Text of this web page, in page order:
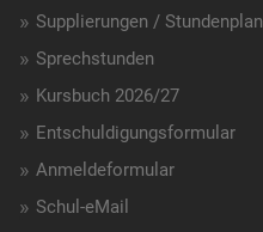
Supplierungen / Stundenplan
Sprechstunden
Kursbuch 2026/27
Entschuldigungsformular
Anmeldeformular
Schul-eMail